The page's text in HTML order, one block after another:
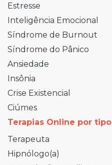
Estresse
Inteligência Emocional
Síndrome de Burnout
Síndrome do Pânico
Ansiedade
Insônia
Crise Existencial
Ciúmes
Terapias Online por tipo
Terapeuta
Hipnólogo(a)